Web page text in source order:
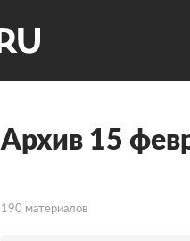
Архив 15
190 материалов